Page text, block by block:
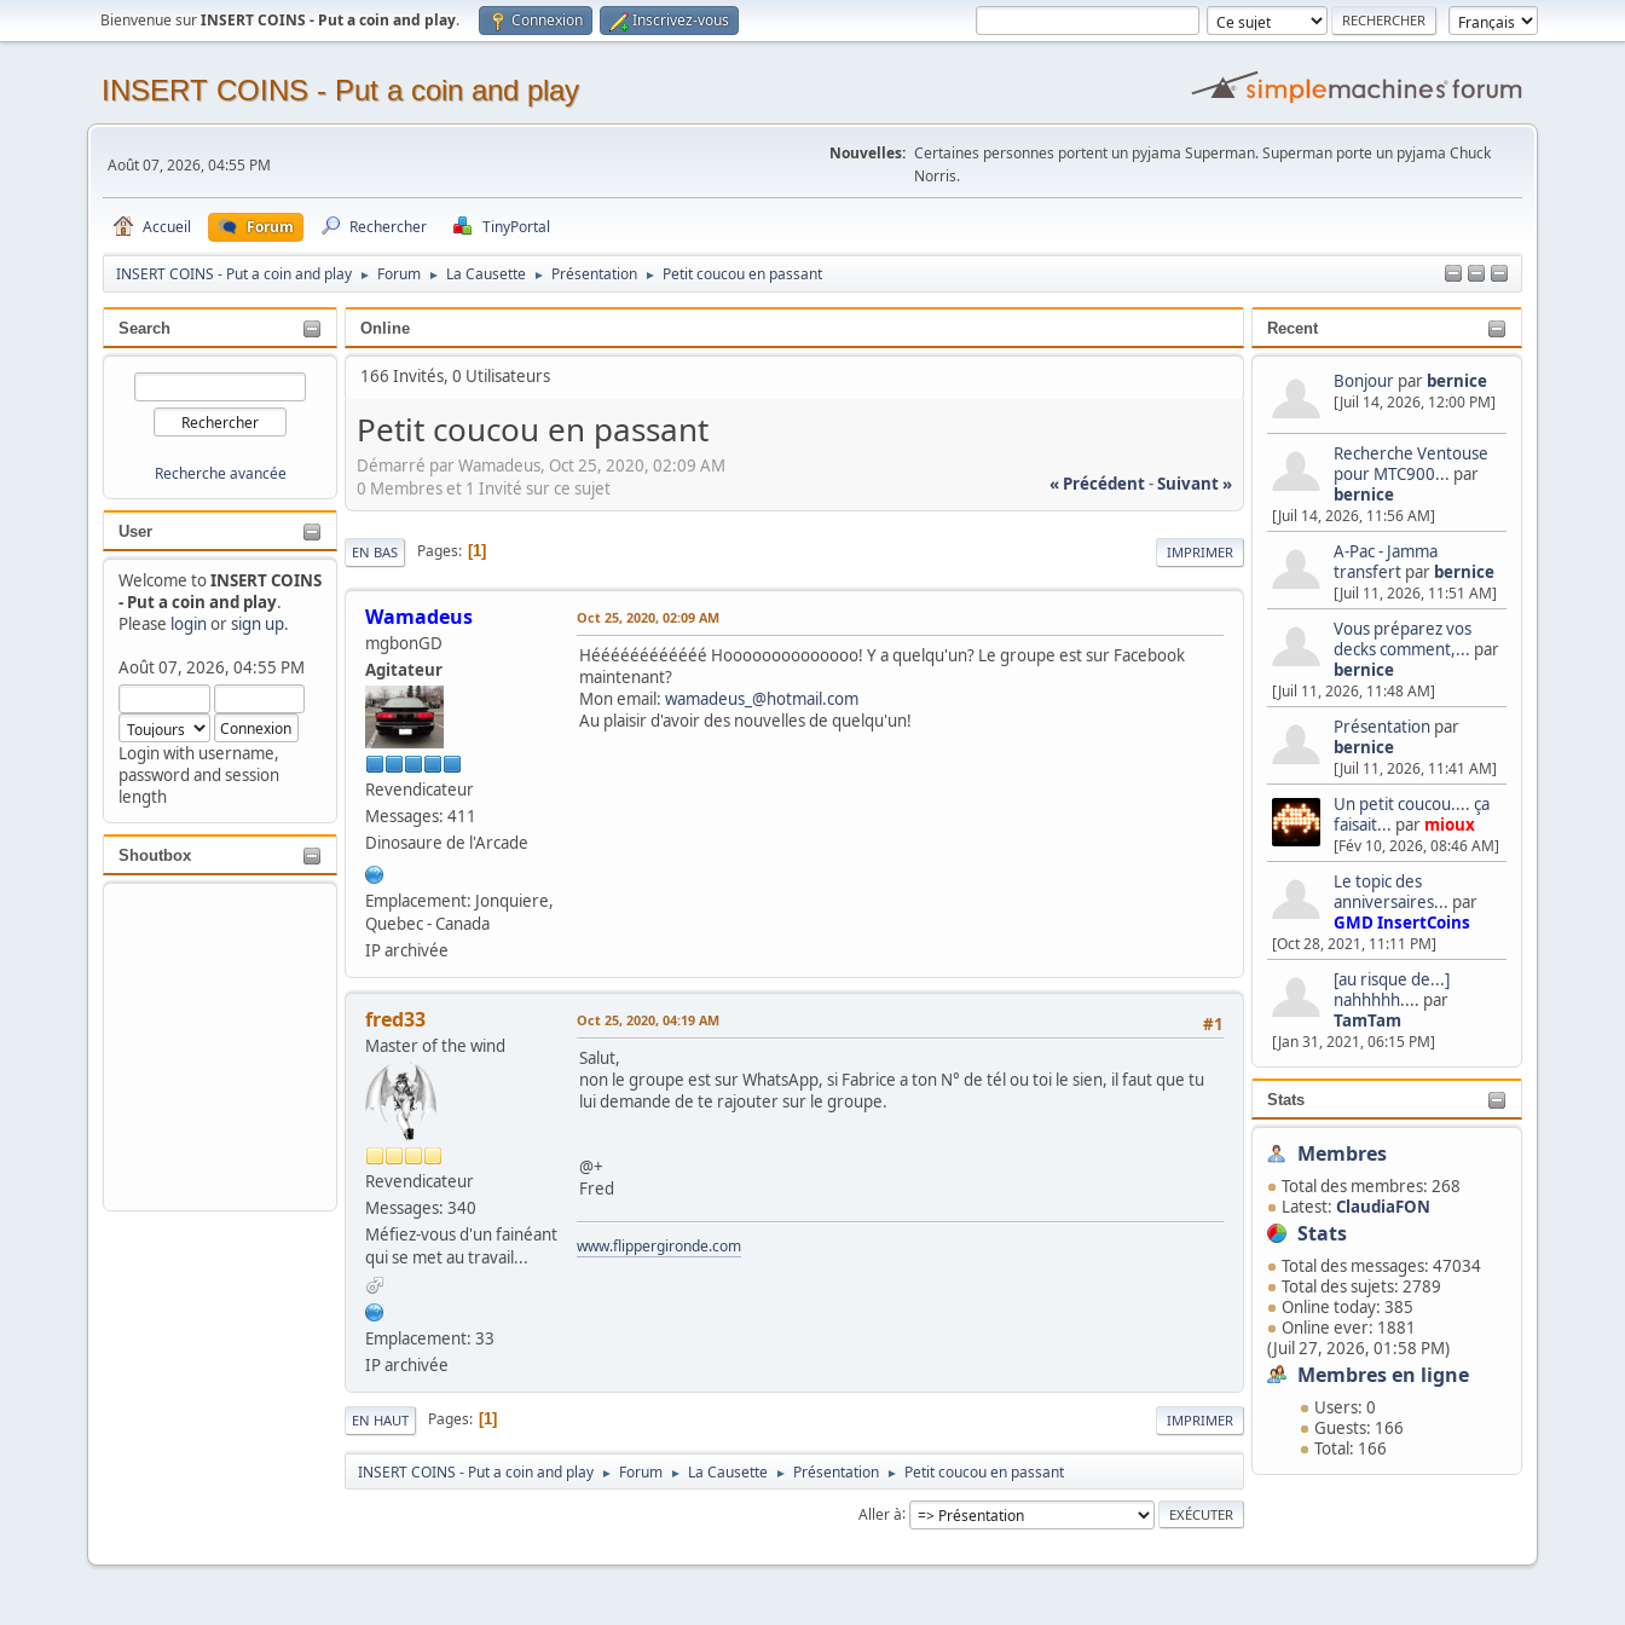
Bienvenue surINSERT COINS - Put a coin and play. Connexion Inscrivez-vous
INSERT COINS - Put a coin and play
Août 07, 2026, 04:55 PM
Nouvelles: Certaines personnes portent un pyjama Superman. Superman porte un pyjama Chuck
Norris.
Accueil Forum Rechercher TinyPortal
INSERT COINS - Put a coin and play ► Forum ► La Causette ► Présentation ► Petit coucou en passant
Search
Recherche avancée
User
Welcome toINSERT COINS
- Put a coin and play.
Please loginorsign up.
Août 07, 2026, 04:55 PM
Login with username,
password and session
length
Shoutbox
Recent
Bonjour par bernice
[Juil 14, 2026, 12:00 PM]
Recherche Ventouse
pour MTC900... par
bernice
[Juil 14, 2026, 11:56 AM]
A-Pac - Jamma
transfert par bernice
[Juil 11, 2026, 11:51 AM]
Vous préparez vos
decks comment,... par
bernice
[Juil 11, 2026, 11:48 AM]
Présentation par
bernice
[Juil 11, 2026, 11:41 AM]
Un petit coucou.... ça
faisait... par mioux
[Fév 10, 2026, 08:46 AM]
Le topic des
anniversaires... par
GMD InsertCoins
[Oct 28, 2021, 11:11 PM]
[au risque de...]
nahhhhh.... par
TamTam
[Jan 31, 2021, 06:15 PM]
Stats
Membres
Total des membres: 268
Latest: ClaudiaFON
Stats
Total des messages: 47034
Total des sujets: 2789
Online today: 385
Online ever: 1881
(Juil 27, 2026, 01:58 PM)
Membres en ligne
Users: 0
Guests: 166
Total: 166
Online
166 Invités, 0 Utilisateurs
Petit coucou en passant
Démarré par Wamadeus, Oct 25, 2020, 02:09 AM
« Précédent-Suivant »
0 Membres et 1 Invité sur ce sujet
IMPRIMER
EN BAS Pages 1
Wamadeus
mgbonGD
Agitateur
Revendicateur
Messages: 411
Dinosaure de l'Arcade
Emplacement: Jonquiere,
Quebec - Canada
IP archivée
Oct 25, 2020, 02:09 AM
Héééééééééééé Hoooooooooooooo! Y a quelqu'un? Le groupe est sur Facebook
maintenant?
Mon email: wamadeus_@hotmail.com
Au plaisir d'avoir des nouvelles de quelqu'un!
fred33
Master of the wind
Revendicateur
Messages: 340
Méfiez-vous d'un fainéant
qui se met au travail...
Emplacement: 33
IP archivée
#1
Oct 25, 2020, 04:19 AM
Salut,
non le groupe est sur WhatsApp, si Fabrice a ton N° de tél ou toi le sien, il faut que tu
lui demande de te rajouter sur le groupe.
@+
Fred
www.flippergironde.com
IMPRIMER
EN HAUT Pages 1
INSERT COINS - Put a coin and play ► Forum ► La Causette ► Présentation ► Petit coucou en passant
Aller à